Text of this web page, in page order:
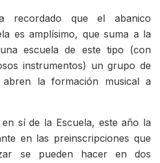
recordado que el abanico
es amplísimo, que suma a la
escuela de este tipo (con
instrumentos) un grupo de
abren la formación musical a
sí de la Escuela, este año la
en las preinscripciones que
se pueden hacer en dos